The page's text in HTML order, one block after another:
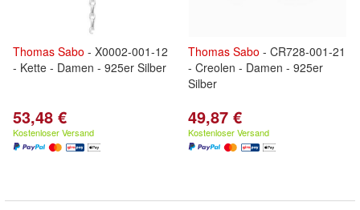
Thomas Sabo - X0002-001-12
- Kette - Damen - 925er Silber
53,48 €
Kostenloser Versand
Thomas Sabo - CR728-001-21
- Creolen - Damen - 925er
Silber
49,87 €
Kostenloser Versand